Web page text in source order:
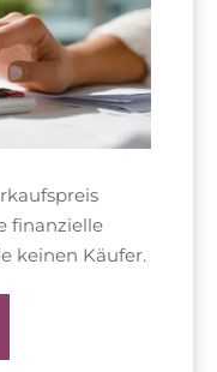
finanzielle
keinen Käufer.